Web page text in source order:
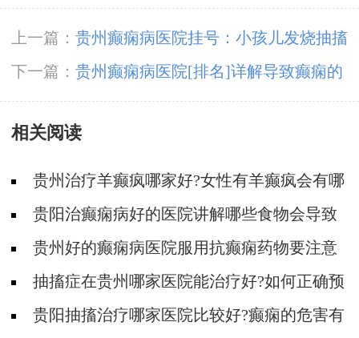
上一篇： 贵州癫痫病医院挂号：小孩儿发烧抽搐
咋回事?
下一篇： 贵州癫痫病医院[排名]详解导致癫痫的
病因
相关阅读
贵州治疗羊癫疯哪家好?女性有羊癫疯会有哪
些不好影响?
贵阳治癫痫病好的医院讲解哪些食物会导致
癫痫病复发?
贵州好的癫痫病医院服用抗癫痫药物要注意
什么?抽搐症在贵州哪家医院能治疗好?如何正确预
防羊癫疯?
贵阳抽搐治疗哪家医院比较好?癫痫的危害有